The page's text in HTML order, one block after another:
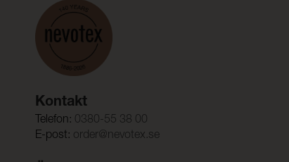
Kontakt
Telefon: 0380-55 38 00
E-post: order@nevotex.se